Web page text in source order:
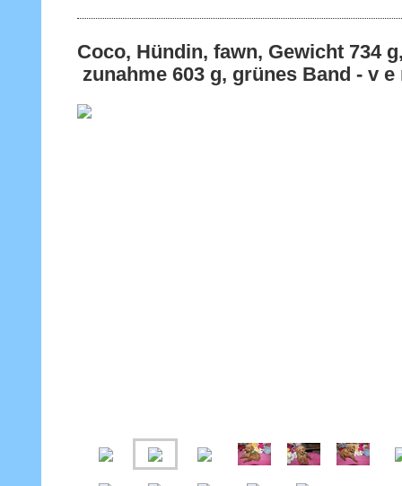
Coco, Hündin, fawn, Gewicht
zunahme 603 g, grünes Band - v